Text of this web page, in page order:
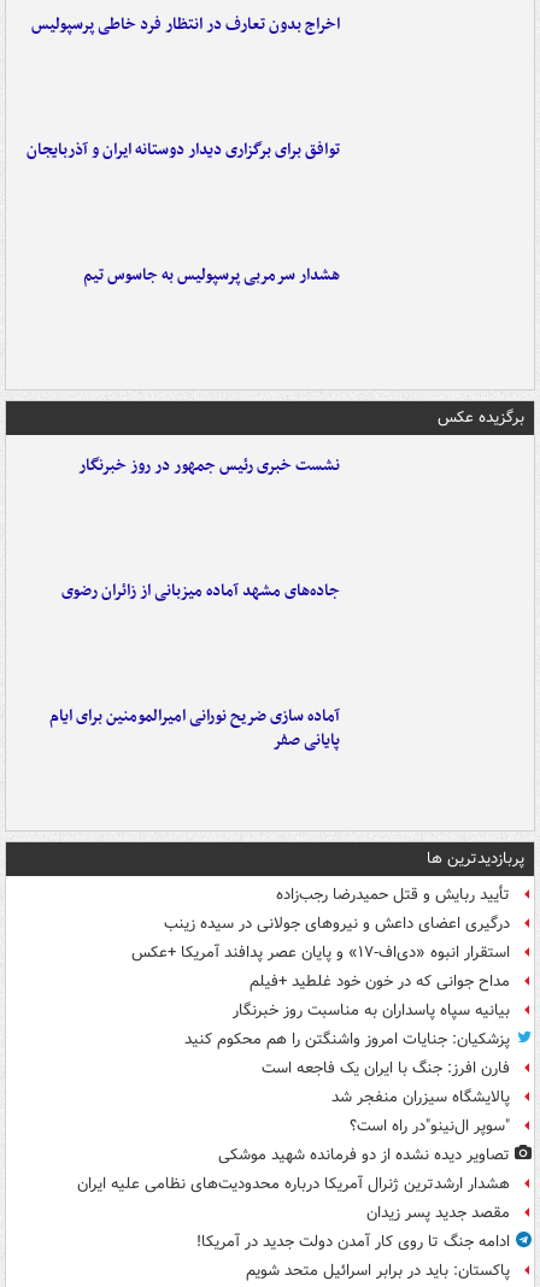
اخراج بدون تعارف در انتظار فرد خاطی پرسپولیس
توافق برای برگزاری دیدار دوستانه ایران و آذربایجان
هشدار سرمربی پرسپولیس به جاسوس تیم
برگزیده عکس
نشست خبری رئیس جمهور در روز خبرنگار
جاده‌های مشهد آماده میزبانی از زائران رضوی
آماده سازی ضریح نورانی امیرالمومنین برای ایام
پایانی صفر
پربازدیدترین ها
تأیید ربایش و قتل حمیدرضا رجب‌زاده
درگیری اعضای داعش و نیروهای جولانی در سیده زینب
استقرار انبوه «دی‌اف‑۱۷» و پایان عصر پدافند آمریکا +عکس
مداح جوانی که در خون خود غلطید +فیلم
بیانیه سپاه پاسداران به مناسبت روز خبرنگار
پزشکیان: جنایات امروز واشنگتن را هم محکوم کنید
فارن افرز: جنگ با ایران یک فاجعه است
پالایشگاه سیزران منفجر شد
"سوپر ال‌نینو"در راه است؟
تصاویر دیده‌ نشده از دو فرمانده شهید موشکی
هشدار ارشدترین ژنرال آمریکا درباره محدودیت‌های نظامی علیه ایران
مقصد جدید پسر زیدان
ادامه جنگ تا روی کار آمدن دولت جدید در آمریکا!
پاکستان: باید در برابر اسرائیل متحد شویم